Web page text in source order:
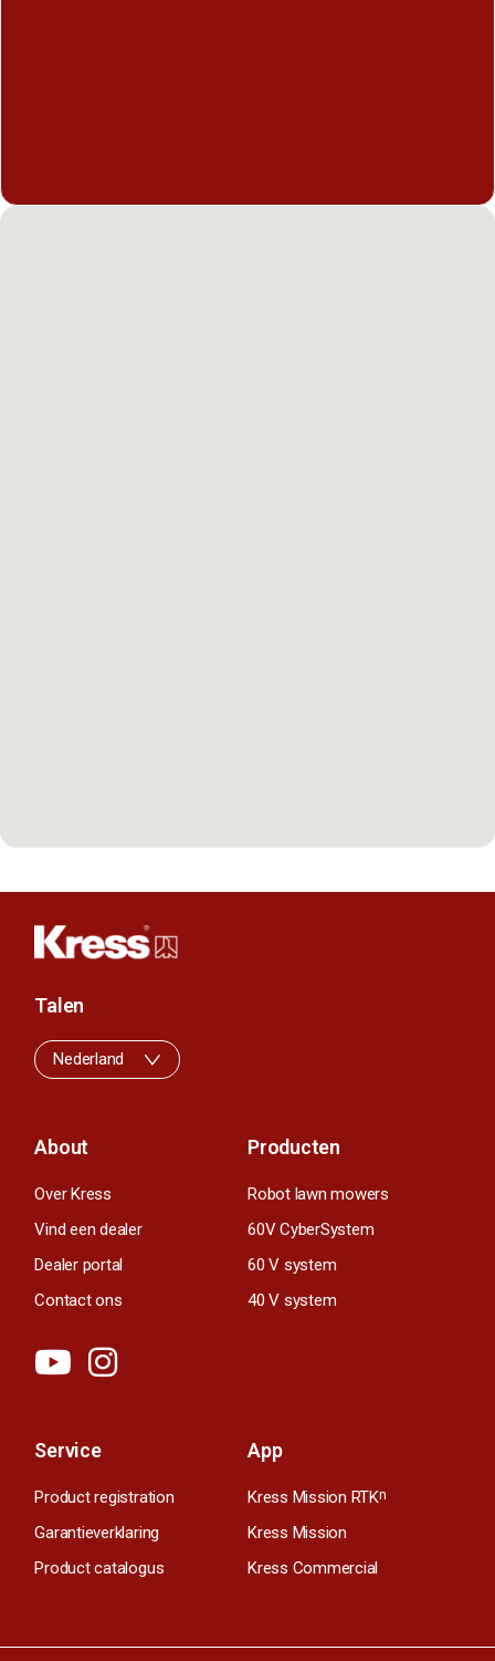
About
Over Kress
Vind een dealer
Dealer portal
Contact ons
Producten
Robot lawn mowers
60V CyberSystem
60 V system
40 V system
Service
Product registration
Garantieverklaring
Product catalogus
App
Kress Mission RTKn
Kress Mission
Kress Commercial
Talen
Nederland